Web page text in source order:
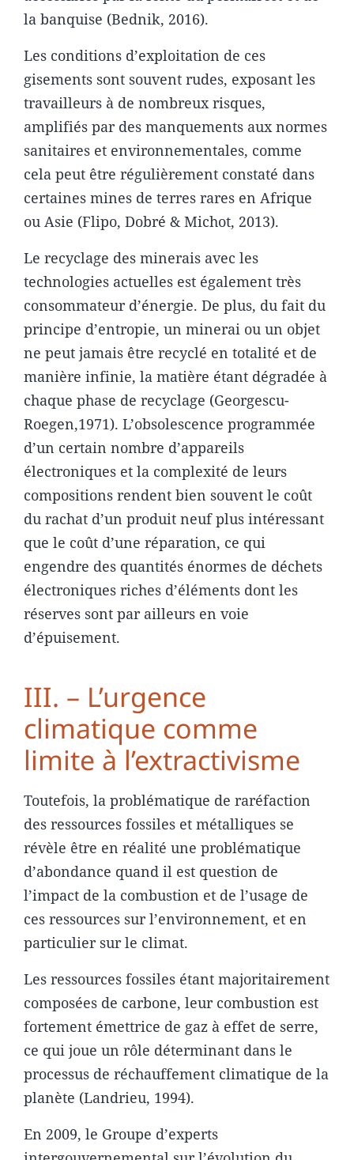
la banquise (Bednik, 2016).
Les conditions d’exploitation de ces
gisements sont souvent rudes, exposant les
travailleurs à de nombreux risques,
amplifiés par des manquements aux normes
sanitaires et environnementales, comme
cela peut être régulièrement constaté dans
certaines mines de terres rares en Afrique
ou Asie (Flipo, Dobré & Michot, 2013).
Le recyclage des minerais avec les
technologies actuelles est également très
consommateur d’énergie. De plus, du fait du
principe d’entropie, un minerai ou un objet
ne peut jamais être recyclé en totalité et de
manière infinie, la matière étant dégradée à
chaque phase de recyclage (Georgescu-
Roegen,1971). L’obsolescence programmée
d’un certain nombre d’appareils
électroniques et la complexité de leurs
compositions rendent bien souvent le coût
du rachat d’un produit neuf plus intéressant
que le coût d’une réparation, ce qui
engendre des quantités énormes de déchets
électroniques riches d’éléments dont les
réserves sont par ailleurs en voie
d’épuisement.
III. – L’urgence
climatique comme
limite à l’extractivisme
Toutefois, la problématique de raréfaction
des ressources fossiles et métalliques se
révèle être en réalité une problématique
d’abondance quand il est question de
l’impact de la combustion et de l’usage de
ces ressources sur l’environnement, et en
particulier sur le climat.
Les ressources fossiles étant majoritairement
composées de carbone, leur combustion est
fortement émettrice de gaz à effet de serre,
ce qui joue un rôle déterminant dans le
processus de réchauffement climatique de la
planète (Landrieu, 1994).
En 2009, le Groupe d’experts